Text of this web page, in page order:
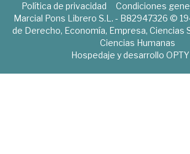
Política de privacidad Condiciones
Marcial Pons Librero S.L. - B82947326 ©
de Derecho, Economía, Empresa, Ciencias
Ciencias Humanas
Hospedaje y desarrollo